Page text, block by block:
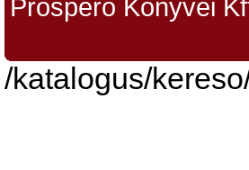
Prospero Könyvei
/katalogus/